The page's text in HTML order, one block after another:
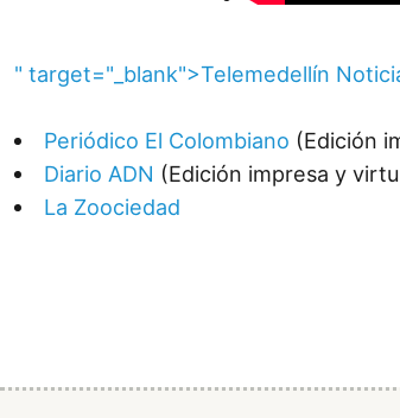
" target="_blank">Telemedellín
Periódico El Colombiano (Edición
Diario ADN (Edición impresa y
La Zoociedad